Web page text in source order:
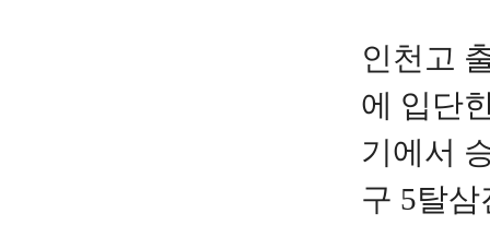
인천고
에 입단
기에서
구 5탈